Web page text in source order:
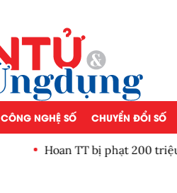
CÔNG NGHỆ SỐ CHUYỂN ĐỔI SỐ
Hoan TT bị phạt 200 triệu